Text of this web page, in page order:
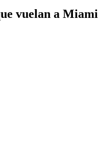
vuelan a Miami